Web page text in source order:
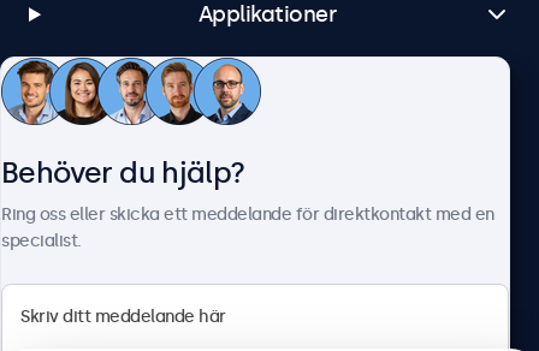
Applikationer
Kundtjänst
Behöver du hjälp?
Ring oss eller skicka ett meddelande för direktkontakt med en
specialist.